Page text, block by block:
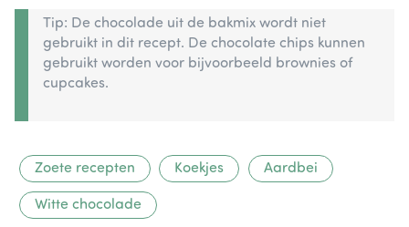
Tip: De chocolade uit de bakmix wordt niet
gebruikt in dit recept. De chocolate chips kunnen
gebruikt worden voor bijvoorbeeld brownies of
cupcakes.
Zoete recepten Koekjes Aardbei
Witte chocolade